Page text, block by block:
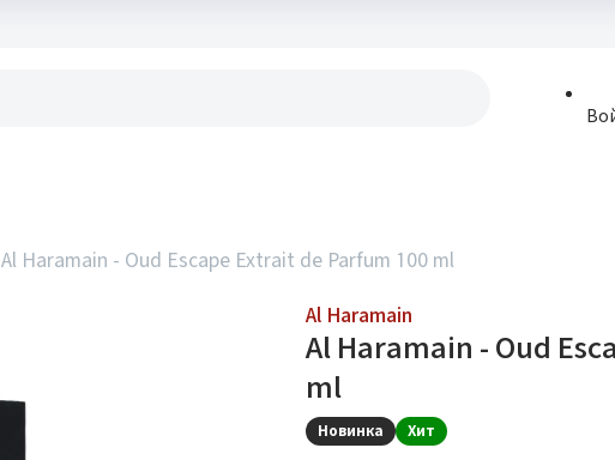
Al Haramain - Oud Escape Extrait de Parfum 100 ml
Al Haramain
Al Haramain - Oud
ml
Новинка Хит